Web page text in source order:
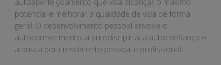
potencial e melhorar a qualidade de vida de forma
geral. O desenvolvimento pessoal envolve o
autoconhecimento, a autodisciplina, a autoconfiança e
a busca por crescimento pessoal e profissional.